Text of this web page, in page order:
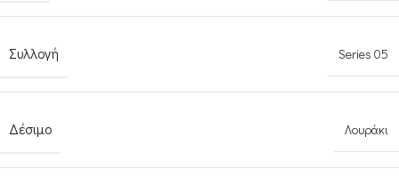
Συλλογή Series 05
Δέσιμο Λουράκι